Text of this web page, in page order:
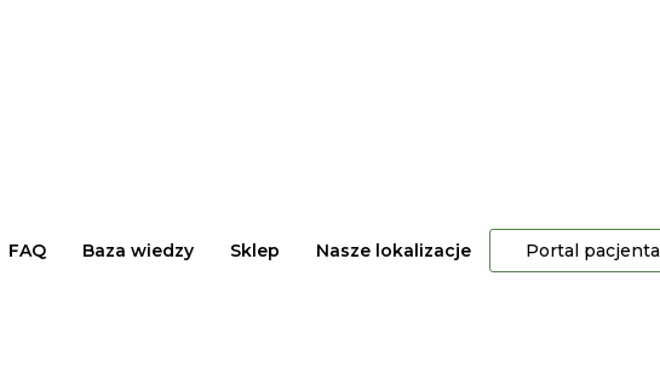
FAQ Baza wiedzy Sklep Nasze lokalizacje Portal pacjenta